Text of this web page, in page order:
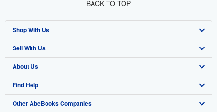
BACK TO TOP
Shop With Us
Advanced Search
Browse Collections
My Account
My Orders
Sell With Us
Start Selling
Join Our Affiliate Program
Book Buyback
About Us
About AbeBooks
Media
Find Help
Help
Other AbeBooks Companies